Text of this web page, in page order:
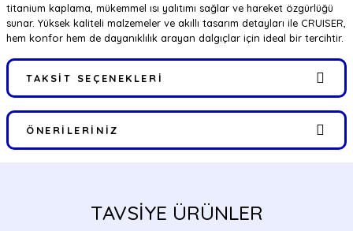
titanium kaplama, mükemmel ısı yalıtımı sağlar ve hareket özgürlüğü
sunar. Yüksek kaliteli malzemeler ve akıllı tasarım detayları ile CRUISER,
hem konfor hem de dayanıklılık arayan dalgıçlar için ideal bir tercihtir.
TAKSIT SEÇENEKLERI
ÖNERILERINIZ
tarafımıza iletebilirsiniz.
Görüş ve önerileriniz için teşekkür ederiz.
TAVSİYE ÜRÜNLER